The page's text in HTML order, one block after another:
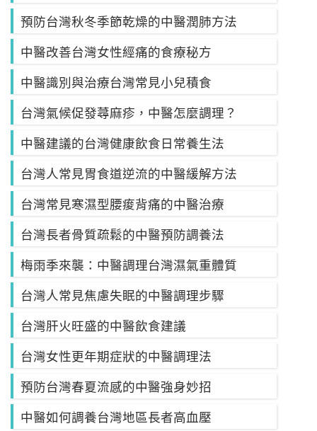
預防台灣秋冬季節乾燥的中醫潤肺方法
中醫改善台灣女性經痛的食療秘方
中醫識別與治療台灣常見小兒積食
台灣氣候促發蕁麻疹，中醫怎麼調理？
中醫建議的台灣健康飲食日常養生法
台灣人常見胃食道逆流的中醫緩解方法
台灣常見寒濕型腰痠背痛的中醫治療
台灣長者骨質疏鬆的中醫預防調養法
梅雨季來襲：中醫調理台灣濕氣重體質
台灣人常見焦慮失眠的中醫調理步驟
台灣肝火旺盛的中醫飲食建議
台灣女性更年期症狀的中醫調理法
預防台灣春夏流感的中醫強身妙招
中醫如何調養台灣地區長者高血壓